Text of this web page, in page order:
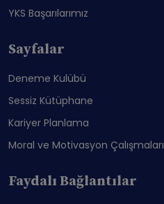
YKS Başarılarımız
Sayfalar
Deneme Kulübü
Sessiz Kütüphane
Kariyer Planlama
Moral ve Motivasyon Çalışmaları
Faydalı Bağlantılar